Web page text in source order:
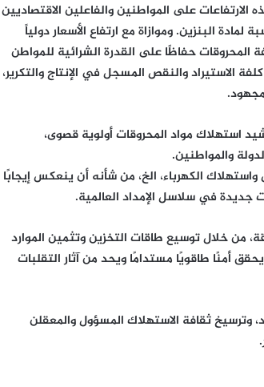
على المواطنين والفاعلين الاقتصاديين
البنزين. وموازاة مع ارتفاع الأسعار دولياً
حفاظًا على القدرة الشرائية للمواطن
الاستيراد والنقص المسجل في الإنتاج والتكرير،
استهلاك مواد المحروقات أولوية قصوى،
والمواطنين.
واستهلاك الكهرباء، الخ، من شأنه أن ينعكس إيجابًا
جديدة في سلاسل الإمداد العالمية.
من خلال توسيع طاقات التخزين وتثمين الموارد
أمنًا طاقويًا مستدامًا ويحد من آثار التقلبات
وترسيخ ثقافة الاستهلاك المسؤول والمعقلن